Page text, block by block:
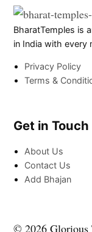
BharatTemples is
in India with every
Privacy Policy
Terms &
Get in Touch
About Us
Contact Us
Add Bhajan
© 2026 Glorious